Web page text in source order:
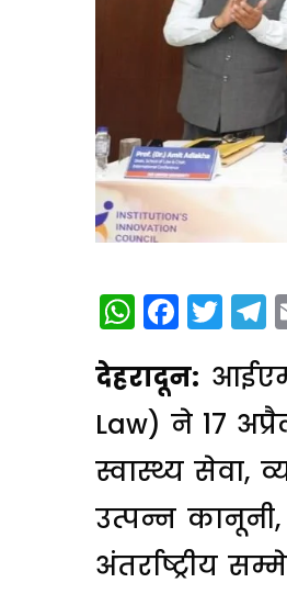
देहरादून:
Law) ने 17
स्वास्थ्य सेवा,
उत्पन्न
अंतर्राष्ट्रीय